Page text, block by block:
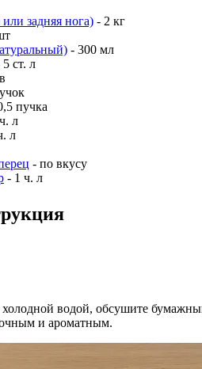
задняя нога) - 2 кг
- 300 мл
5 ст. л
пучка
л
л
- по вкусу
- 1 ч. л
водой, обсушите
и ароматным.